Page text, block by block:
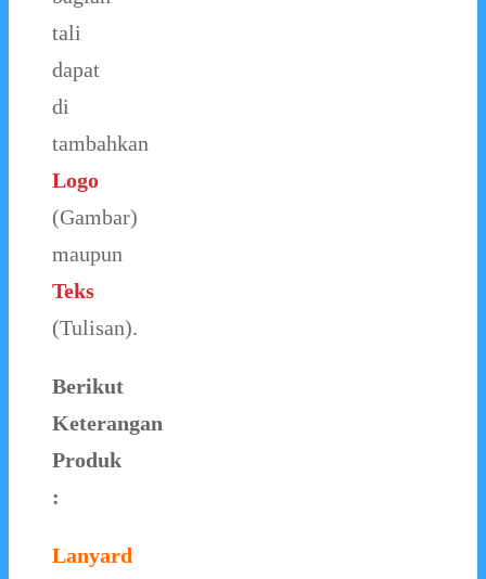
tali
dapat
di
tambahkan
Logo
(Gambar)
maupun
Teks
(Tulisan).
Berikut
Keterangan
Produk
:
Lanyard